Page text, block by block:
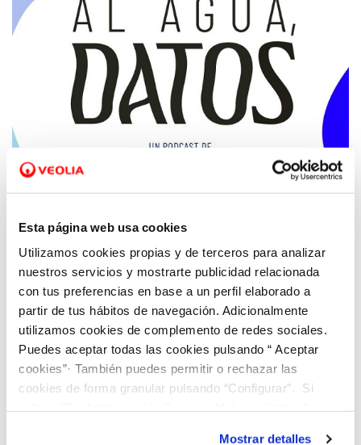
Esta página web usa cookies
Utilizamos cookies propias y de terceros para analizar
nuestros servicios y mostrarte publicidad relacionada
con tus preferencias en base a un perfil elaborado a
partir de tus hábitos de navegación. Adicionalmente
utilizamos cookies de complemento de redes sociales.
Puedes aceptar todas las cookies pulsando “ Aceptar
cookies”· También puedes permitir o rechazar las
cookies de forma granular pulsando “Configurar”. Si
Mostrar detalles
17 JUN 2024
concienciación a la ciudadanía con el
lanzamiento del podcast ‘Al Agua, Datos’